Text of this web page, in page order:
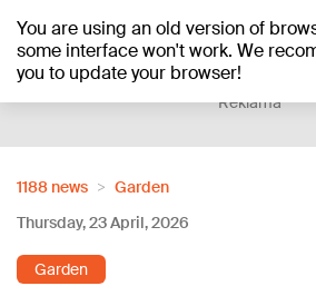
You are using an old version of
some interface won't work. We
you to update your browser!
+18°C
Reklāma
1188 news
Garden
Thursday, 23 April, 2026
Garden